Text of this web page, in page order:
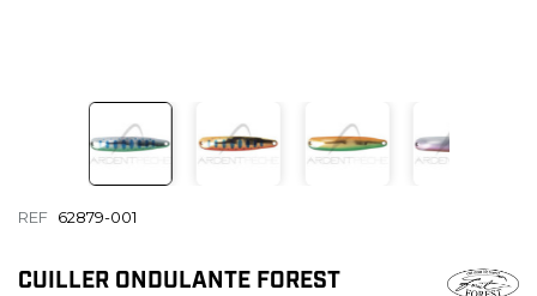
REF 62879-001
CUILLER ONDULANTE FOREST